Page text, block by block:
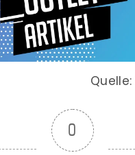
Quelle:
0